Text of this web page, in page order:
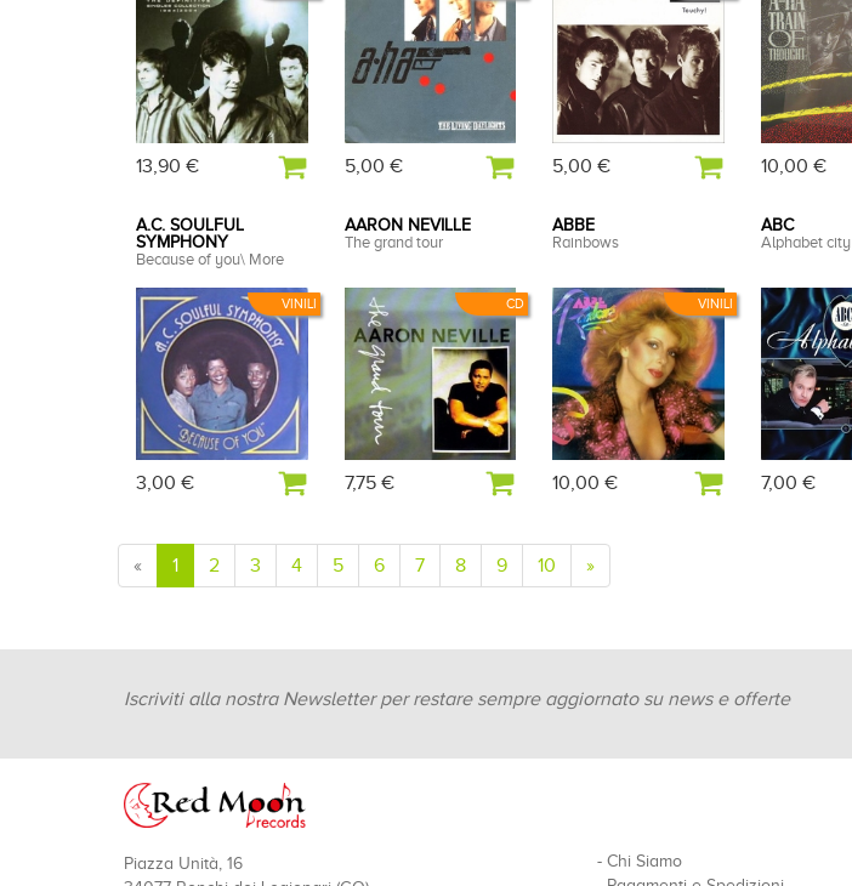
13,90 € 5,00 € 5,00 € 10,00 €
VINILI
A.C. SOULFUL
SYMPHONY
Because of you\ More
3,00 €
CD
AARON NEVILLE
The grand tour
7,75 €
VINILI
ABBE
Rainbows
10,00 €
ABC
Alphabet city
7,00 €
« 1 2 3 4 5 6 7 8 9 10 »
Iscriviti alla nostra Newsletter per restare sempre aggiornato su news e offerte
Piazza Unità, 16
- Chi Siamo